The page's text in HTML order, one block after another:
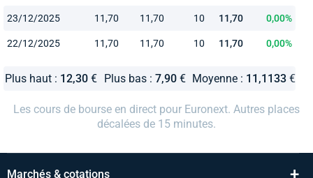
23/12/2025 11,70 11,70 10 11,70 0,00%
22/12/2025 11,70 11,70 10 11,70 0,00%
Plus haut : 12,30€ Plus bas : 7,90 € Moyenne : 11,1133 €
Les cours de bourse en direct pour Euronext. Autres places
décalées de 15 minutes.
Marchés & cotations